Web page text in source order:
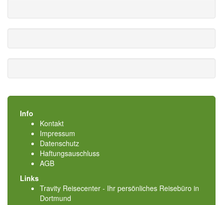
Info
Kontakt
Impressum
Datenschutz
Haftungsauschluss
AGB
Links
Travity Reisecenter - Ihr persönliches Reisebüro in
Dortmund